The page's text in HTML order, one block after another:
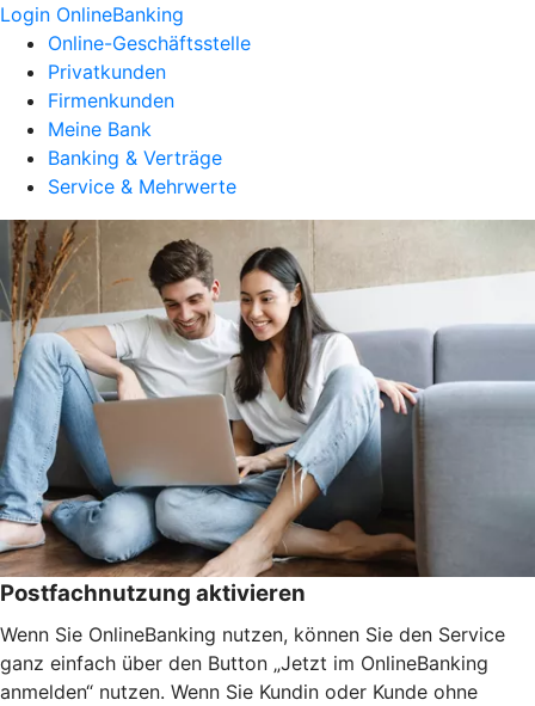
Login OnlineBanking
Online-Geschäftsstelle
Privatkunden
Firmenkunden
Meine Bank
Banking & Verträge
Service & Mehrwerte
Postfachnutzung aktivieren
Wenn Sie OnlineBanking nutzen, können Sie den Service
ganz einfach über den Button „Jetzt im OnlineBanking
anmelden“ nutzen. Wenn Sie Kundin oder Kunde ohne